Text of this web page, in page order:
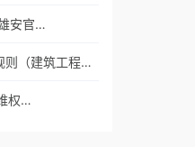
安官…
则（建筑工程…
权…